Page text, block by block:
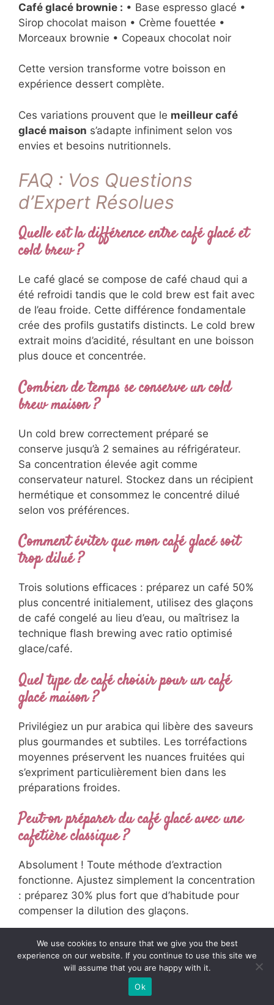
Café glacé brownie : • Base espresso glacé •
Sirop chocolat maison • Crème fouettée •
Morceaux brownie • Copeaux chocolat noir
Cette version transforme votre boisson en
expérience dessert complète.
Ces variations prouvent que le meilleur café
glacé maison s’adapte infiniment selon vos
envies et besoins nutritionnels.
FAQ : Vos Questions
d’Expert Résolues
Quelle est la différence entre café glacé et
cold brew ?
Le café glacé se compose de café chaud qui a
été refroidi tandis que le cold brew est fait avec
de l’eau froide. Cette différence fondamentale
crée des profils gustatifs distincts. Le cold brew
extrait moins d’acidité, résultant en une boisson
plus douce et concentrée.
Combien de temps se conserve un cold
brew maison ?
Un cold brew correctement préparé se
conserve jusqu’à 2 semaines au réfrigérateur.
Sa concentration élevée agit comme
conservateur naturel. Stockez dans un récipient
hermétique et consommez le concentré dilué
selon vos préférences.
Comment éviter que mon café glacé soit
trop dilué ?
Trois solutions efficaces : préparez un café 50%
plus concentré initialement, utilisez des glaçons
de café congelé au lieu d’eau, ou maîtrisez la
technique flash brewing avec ratio optimisé
glace/café.
Quel type de café choisir pour un café
glacé maison ?
Privilégiez un pur arabica qui libère des saveurs
plus gourmandes et subtiles. Les torréfactions
moyennes préservent les nuances fruitées qui
s’expriment particulièrement bien dans les
préparations froides.
Peut-on préparer du café glacé avec une
cafetière classique ?
Absolument ! Toute méthode d’extraction
fonctionne. Ajustez simplement la concentration
: préparez 30% plus fort que d’habitude pour
compenser la dilution des glaçons.
Conclusion : Votre
Révolution Café Glacé
Commence Maintenant
We use cookies to ensure that we give you the best
experience on our website. If you continue to use this site we
will assume that you are happy with it.
Ok